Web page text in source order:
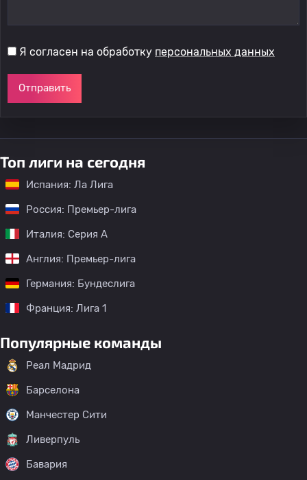
Я согласен на обработку персональных данных
Отправить
Топ лиги на сегодня
Испания: Ла Лига
Россия: Премьер-лига
Италия: Серия А
Англия: Премьер-лига
Германия: Бундеслига
Франция: Лига 1
Популярные команды
Реал Мадрид
Барселона
Манчестер Сити
Ливерпуль
Бавария